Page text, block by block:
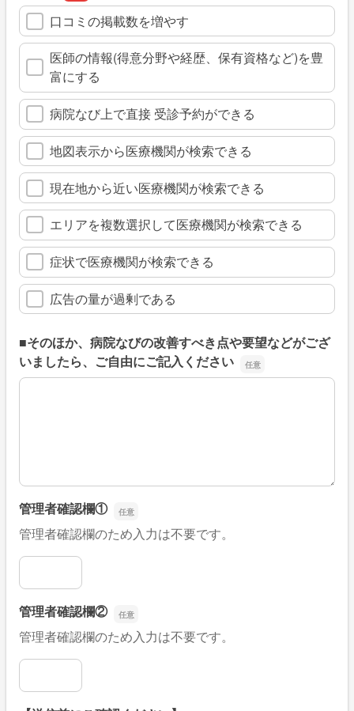
口コミの掲載数を増やす
医師の情報(得意分野や経歴、保有資格など)を豊
富にする
病院なび上で直接 受診予約ができる
地図表示から医療機関が検索できる
現在地から近い医療機関が検索できる
エリアを複数選択して医療機関が検索できる
症状で医療機関が検索できる
広告の量が過剰である
■そのほか、病院なびの改善すべき点や要望などがござ
いましたら、ご自由にご記入ください
■そのほか、病院なびの改善すべき点や要望などがござい
管理者確認欄①
管理者確認欄のため入力は不要です。
管理者確認欄①
管理者確認欄②
管理者確認欄のため入力は不要です。
管理者確認欄②